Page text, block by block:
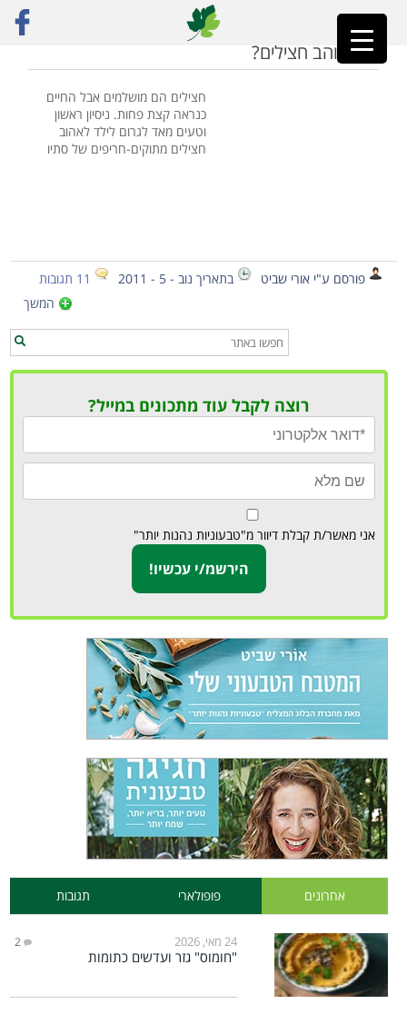
ראשי»צ'אזה
ילד, אוהב חצילים?
חצילים הם מושלמים אבל החיים
כנראה קצת פחות. ניסיון ראשון
וטעים מאד לגרום לילד לאהוב
חצילים מתוקים-חריפים של סתיו
פורסם ע"י אורי שביט בתאריך נוב - 5 - 2011
11 תגובות
המשך
רוצה לקבל עוד מתכונים במייל?
אני מאשר/ת קבלת דיוור מ"טבעוניות נהנות יותר"
אחרונים פופולארי תגובות
24 מאי, 2026 2
"חומוס" גזר ועדשים כתומות